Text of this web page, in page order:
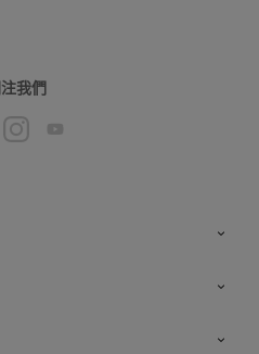
我們